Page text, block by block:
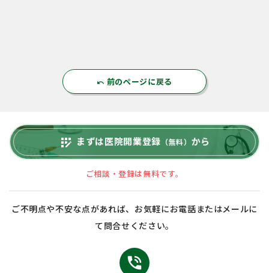
undo 前のページに戻る
app_registration まずは医院開業登録 （無料） から
ご相談・登録は無料です。
ご不明点や不安な点があれば、お気軽にお電話またはメールに
て問合せください。
phone_in_talk